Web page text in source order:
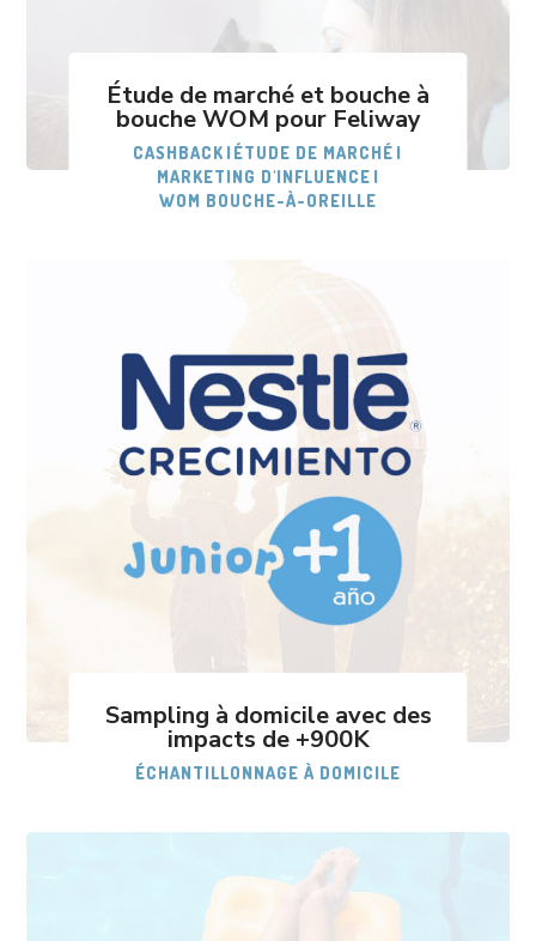
Étude de marché et bouche à
bouche WOM pour Feliway
CASHBACK |ÉTUDE DE MARCHÉ |
MARKETING D'INFLUENCE |
WOM BOUCHE-À-OREILLE
Sampling à domicile avec des
impacts de +900K
ÉCHANTILLONNAGE À DOMICILE